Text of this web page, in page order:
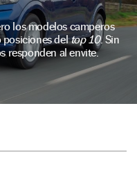
los modelos camperos
posiciones deltop 10. Sin
responden al envite.